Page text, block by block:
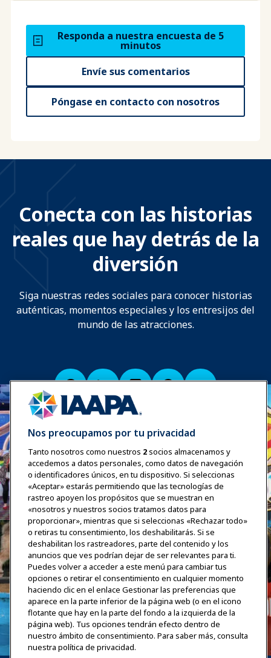
Responda a nuestra encuesta de 5
minutos
Envíe sus comentarios
Póngase en contacto con nosotros
Conecta con las historias
reales que hay detrás de la
diversión
Siga nuestras redes sociales para conocer historias
auténticas, momentos especiales y los entresijos del
mundo de las atracciones.
Nos preocupamos por tu privacidad
Tanto nosotros como nuestros 2socios almacenamos y
accedemos a datos personales, como datos de navegación
o identificadores únicos, en tu dispositivo. Si seleccionas
«Aceptar» estarás permitiendo que las tecnologías de
rastreo apoyen los propósitos que se muestran en
«nosotros y nuestros socios tratamos datos para
proporcionar», mientras que si seleccionas «Rechazar todo»
o retiras tu consentimiento, los deshabilitarás. Si se
deshabilitan los rastreadores, parte del contenido y los
anuncios que ves podrían dejar de ser relevantes para ti.
Puedes volver a acceder a este menú para cambiar tus
opciones o retirar el consentimiento en cualquier momento
haciendo clic en el enlace Gestionar las preferencias que
aparece en la parte inferior de la página web (o en el icono
flotante que hay en la parte del fondo a la izquierda de la
página web). Tus opciones tendrán efecto dentro de
nuestro ámbito de consentimiento. Para saber más, consulta
nuestra política de privacidad.